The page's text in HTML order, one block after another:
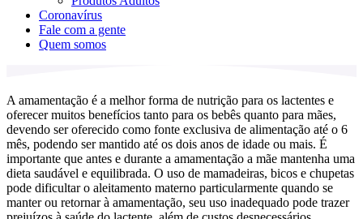
Coronavírus
Fale com a gente
Quem somos
A amamentação é a melhor forma de nutrição para os lactentes e
oferecer muitos benefícios tanto para os bebês quanto para mães,
devendo ser oferecido como fonte exclusiva de alimentação até o 6
mês, podendo ser mantido até os dois anos de idade ou mais. É
importante que antes e durante a amamentação a mãe mantenha uma
dieta saudável e equilibrada. O uso de mamadeiras, bicos e chupetas
pode dificultar o aleitamento materno particularmente quando se
manter ou retornar à amamentação, seu uso inadequado pode trazer